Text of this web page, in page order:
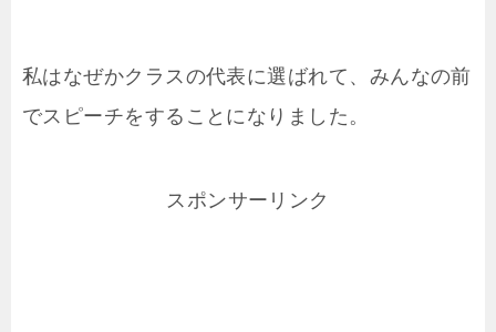
私はなぜかクラスの代表に選ばれて、みんなの前
でスピーチをすることになりました。
スポンサーリンク